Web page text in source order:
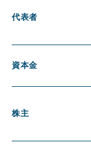
代表者
資本金
株主